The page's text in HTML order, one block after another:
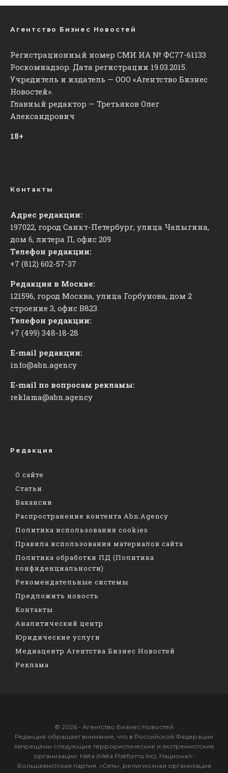
Агентство Бизнес Новостей
Регистрационный номер СМИ ИА № ФС77-61133
Роскомнадзор. Дата регистрации 19.03.2015.
Учредитель и издатель — ООО «Агентство Бизнес
Новостей».
Главный редактор — Третьяков Олег
Александрович
18+
Контакты
Адрес редакции:
197022, город Санкт-Петербург, улица Чапыгина,
дом 6, литера П, офис 209
Телефон редакции:
+7 (812) 602-57-37
Редакция в Москве:
121596, город Москва, улица Горбунова, дом 2
строение 3, офис ​В823
Телефон редакции:
+7 (499) 348-18-28
E-mail редакции:
info@abn.agency
E-mail по вопросам рекламы:
reklama@abn.agency
Редакция
О сайте
Статьи
Вакансии
Распространение контента Abn.Agency
Политика использования cookies
Правила использования материалов сайта
Политика обработки ПД (Политика
конфиденциальности)
Рекомендательные системы
Предложить новость
Контакты
Аналитический центр
Юридические услуги
Медиацентр Агентства Бизнес Новостей
Реклама
© 2026 - Агентство Бизнес Новостей
Редакция обращает внимание, что в Российской Федерации
запрещены следующие террористические и экстремистские
организации: Meta (Meta Platforms Inc), Национал-
Большевистская партия, «Сеть», религиозная организация